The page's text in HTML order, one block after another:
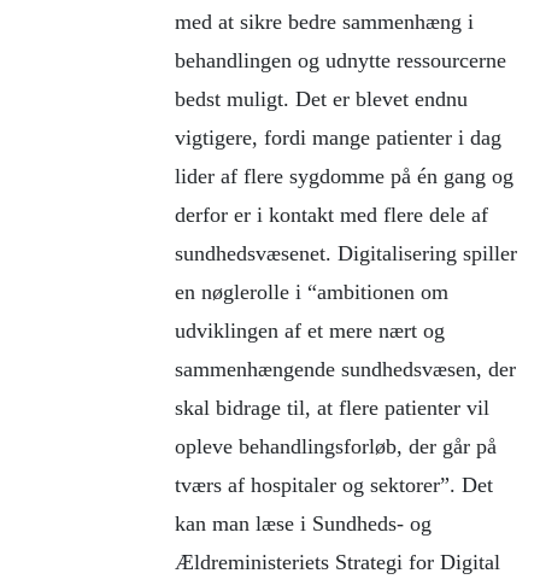
med at sikre bedre sammenhæng i
behandlingen og udnytte ressourcerne
bedst muligt. Det er blevet endnu
vigtigere, fordi mange patienter i dag
lider af flere sygdomme på én gang og
derfor er i kontakt med flere dele af
sundhedsvæsenet. Digitalisering spiller
en nøglerolle i “ambitionen om
udviklingen af et mere nært og
sammenhængende sundhedsvæsen, der
skal bidrage til, at flere patienter vil
opleve behandlingsforløb, der går på
tværs af hospitaler og sektorer”. Det
kan man læse i Sundheds- og
Ældreministeriets Strategi for Digital